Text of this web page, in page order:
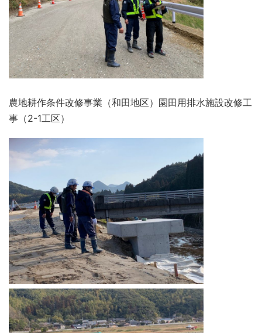
農地耕作条件改修事業（和田地区）園田用排水施設改修工
事（2-1工区）